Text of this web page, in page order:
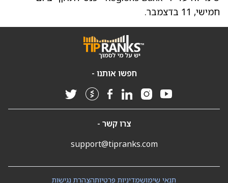
חמישי, 11 בדצמבר.
חפשו אותנו -
צרו קשר -
support@tipranks.com
הצהרת נגישותמדיניות פרטיותתנאי שימוש